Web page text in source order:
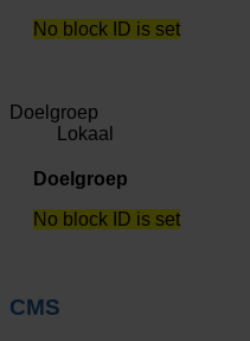
No block ID is set
Doelgroep
Lokaal
Doelgroep
No block ID is set
CMS